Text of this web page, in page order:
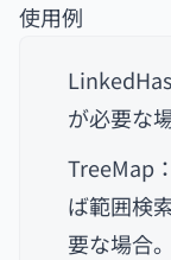
使用例
が必要な
TreeMap
ば範囲検
要な場合。